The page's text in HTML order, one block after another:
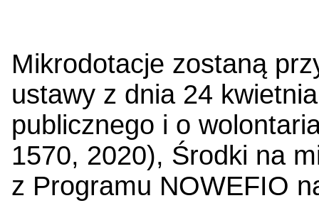
Mikrodotacje zostaną
ustawy z dnia 24
publicznego i o
1570, 2020), Środki na
z Programu NOWEFIO